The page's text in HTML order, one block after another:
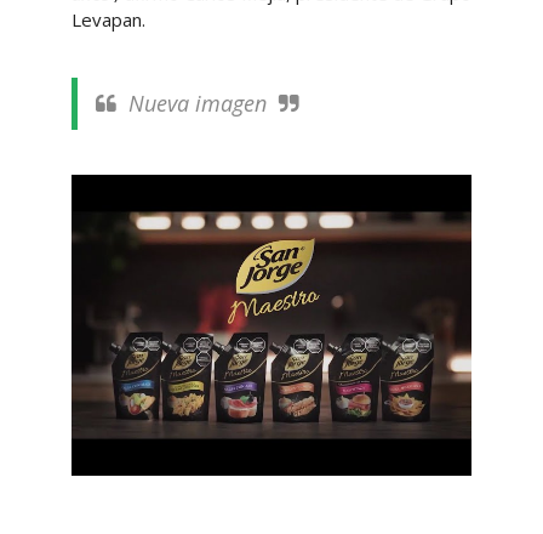
Levapan.
Nueva imagen